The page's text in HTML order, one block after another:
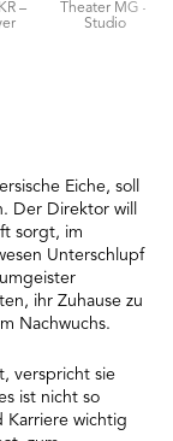
–
Theater MG –
Studio
Eiche, soll
Der Direktor will
sorgt, im
Unterschlupf
ihr Zuhause zu
Nachwuchs.
verspricht sie
ist nicht so
Karriere wichtig